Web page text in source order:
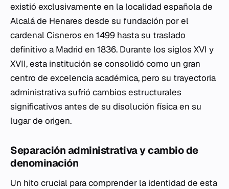
existió exclusivamente en la localidad española de
Alcalá de Henares desde su fundación por el
cardenal Cisneros en 1499 hasta su traslado
definitivo a Madrid en 1836. Durante los siglos XVI y
XVII, esta institución se consolidó como un gran
centro de excelencia académica, pero su trayectoria
administrativa sufrió cambios estructurales
significativos antes de su disolución física en su
lugar de origen.
Separación administrativa y cambio de
denominación
Un hito crucial para comprender la identidad de esta